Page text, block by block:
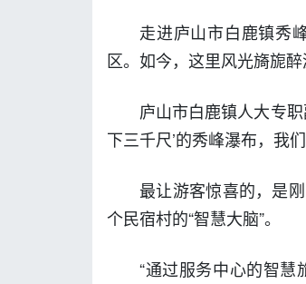
走进庐山市白鹿镇秀
区。如今，这里风光旖旎醉
庐山市白鹿镇人大专
下三千尺’的秀峰瀑布，我
最让游客惊喜的，是
个民宿村的“智慧大脑”。
“通过服务中心的智